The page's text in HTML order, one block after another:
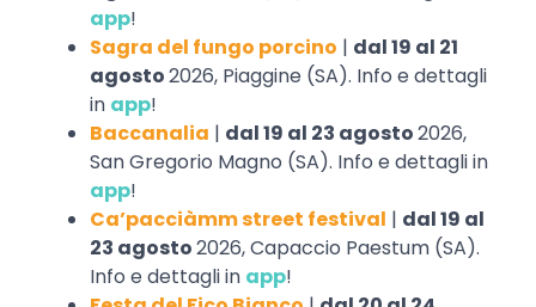
app!
Sagra del fungo porcino | dal 19 al 21
agosto2026, Piaggine (SA). Info e dettagli
in app!
Baccanalia | dal 19 al 23 agosto2026,
San Gregorio Magno (SA). Info e dettagli in
app!
Ca’pacciàmm street festival | dal 19 al
23 agosto2026, Capaccio Paestum (SA).
Info e dettagli in app!